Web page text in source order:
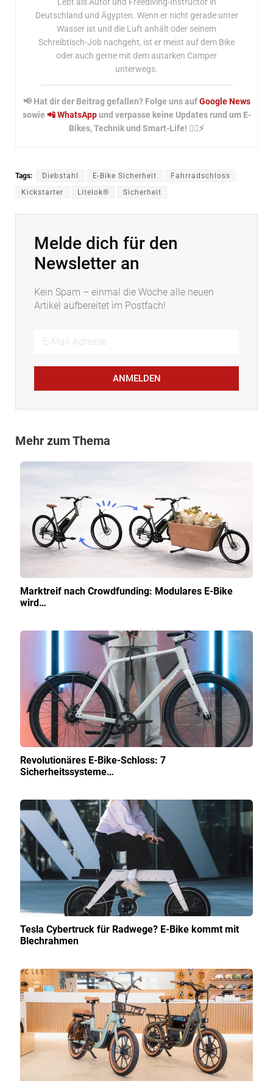
Deutschland und Ägypten. Wenn er nicht gerade unter
Wasser ist und die Luft anhält oder seinem
Schreibtisch-Job nachgeht, ist er meist auf dem Bike
oder auch gerne mit dem autarken Camper
unterwegs.
📢 Hat dir der Beitrag gefallen? Folge uns aufGoogle News
sowie 📲 WhatsAppund verpasse keine Updates rund um E-
Bikes, Technik und Smart-Life! 🚴‍♂️⚡
Tags: Diebstahl E-Bike Sicherheit
Fahrradschloss
Kickstarter
Litelok® Sicherheit
Melde dich für den
Newsletter an
Kein Spam – einmal die Woche alle neuen
Artikel aufbereitet im Postfach!
ANMELDEN
Mehr zum Thema
Marktreif nach Crowdfunding: Modulares E-Bike
wird…
Revolutionäres E-Bike-Schloss: 7
Sicherheitssysteme…
Tesla Cybertruck für Radwege? E-Bike kommt mit
Blechrahmen